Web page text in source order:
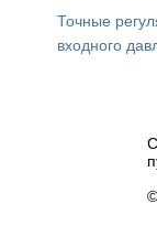
Точные
входного